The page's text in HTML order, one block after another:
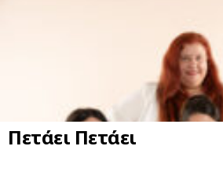
Πετάει Πετάει